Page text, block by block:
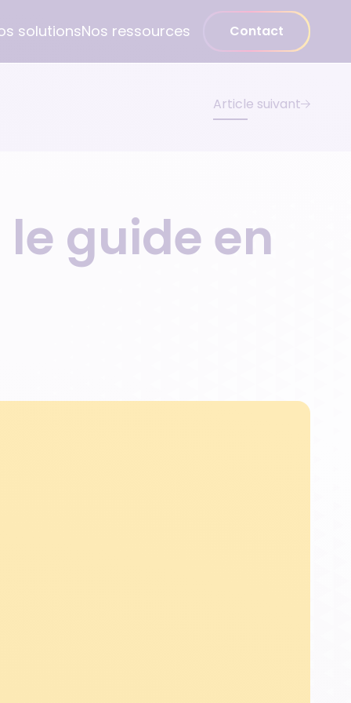
Pédiatre
Dentiste
solutionsNos ressources Contact
Article suivant
le guide en